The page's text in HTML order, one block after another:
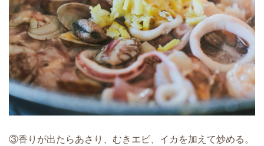
③香りが出たらあさり、むきエビ、イカを加えて炒める。